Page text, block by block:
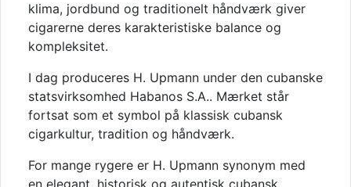
klima, jordbund og traditionelt håndværk giver
cigarerne deres karakteristiske balance og
kompleksitet.
I dag produceres H. Upmann under den cubanske
statsvirksomhed Habanos S.A.. Mærket står
fortsat som et symbol på klassisk cubansk
cigarkultur, tradition og håndværk.
For mange rygere er H. Upmann synonym med
en elegant, historisk og autentisk cubansk